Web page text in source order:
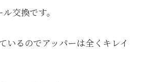
交換です。
いるのでアッパーは全くキレイ